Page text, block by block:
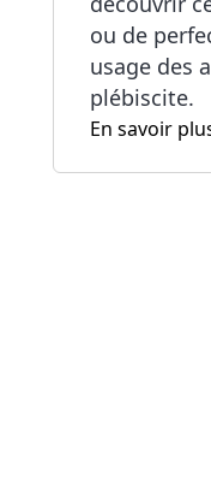
ou de
usage des
plébiscite.
En savoir